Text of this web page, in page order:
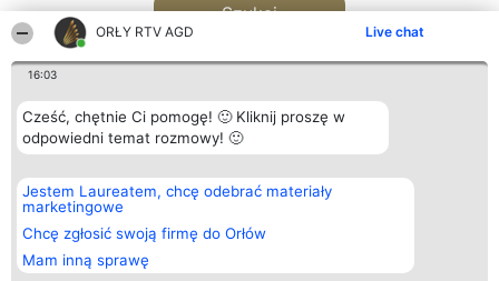
ORŁY RTV AGD Live chat
16:03
Cześć, chętnie Ci pomogę! 🙂 Kliknij proszę w
odpowiedni temat rozmowy! 🙂
Jestem Laureatem, chcę odebrać materiały
marketingowe
Chcę zgłosić swoją firmę do Orłów
Mam inną sprawę
Szukaj
Organizator plebiscytu
Bright Side Solutions sp. z o.
o. sp. k.
ul. Ruska 22
Wrocław 50-079
KRS 0000749100 | Regon
381313360 | NIP 8943132676
Plebiscyt
Laureaci
wszystkich
Laureatów
Regulamin
Kontakt
Kontakt